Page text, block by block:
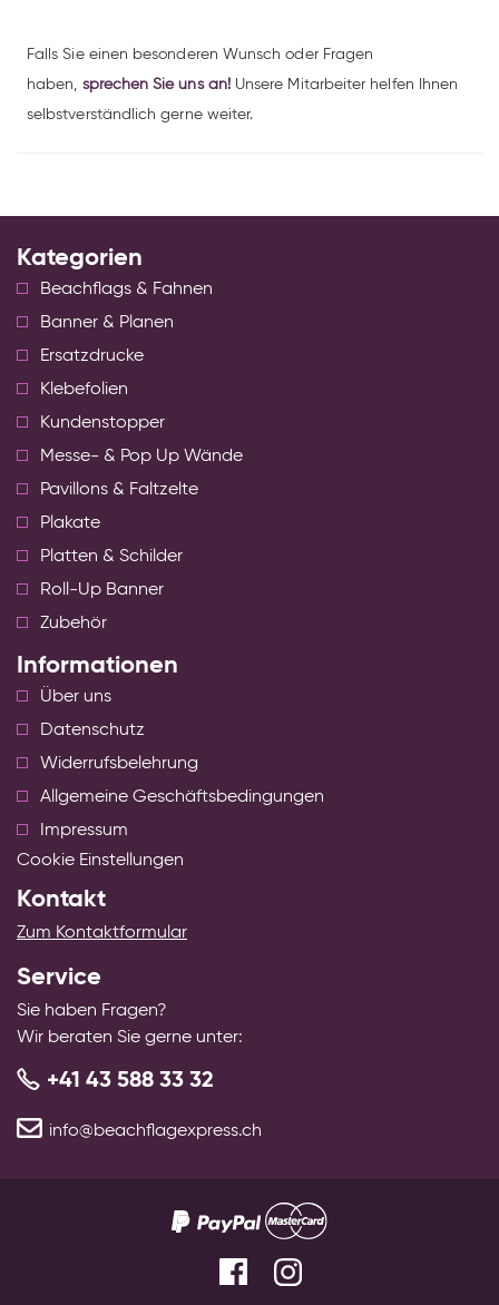
Falls Sie einen besonderen Wunsch oder Fragen
haben, sprechen Sie uns an!Unsere Mitarbeiter helfen Ihnen
selbstverständlich gerne weiter.
Kategorien
Beachflags & Fahnen
Banner & Planen
Ersatzdrucke
Klebefolien
Kundenstopper
Messe- & Pop Up Wände
Pavillons & Faltzelte
Plakate
Platten & Schilder
Roll-Up Banner
Zubehör
Informationen
Über uns
Datenschutz
Widerrufsbelehrung
Allgemeine Geschäftsbedingungen
Impressum
Cookie Einstellungen
Kontakt
Zum Kontaktformular
Service
Sie haben Fragen?
Wir beraten Sie gerne unter:
+41 43 588 33 32
info@beachflagexpress.ch